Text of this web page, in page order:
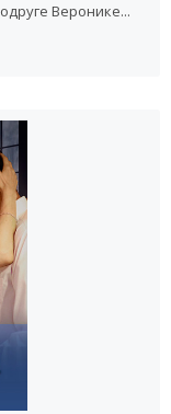
Веронике...